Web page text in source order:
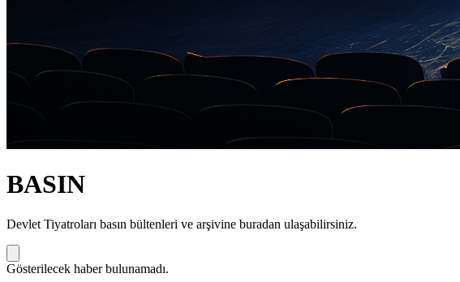
BASIN
Devlet Tiyatroları basın bültenleri ve arşivine buradan ulaşabilirsiniz.
Gösterilecek haber bulunamadı.